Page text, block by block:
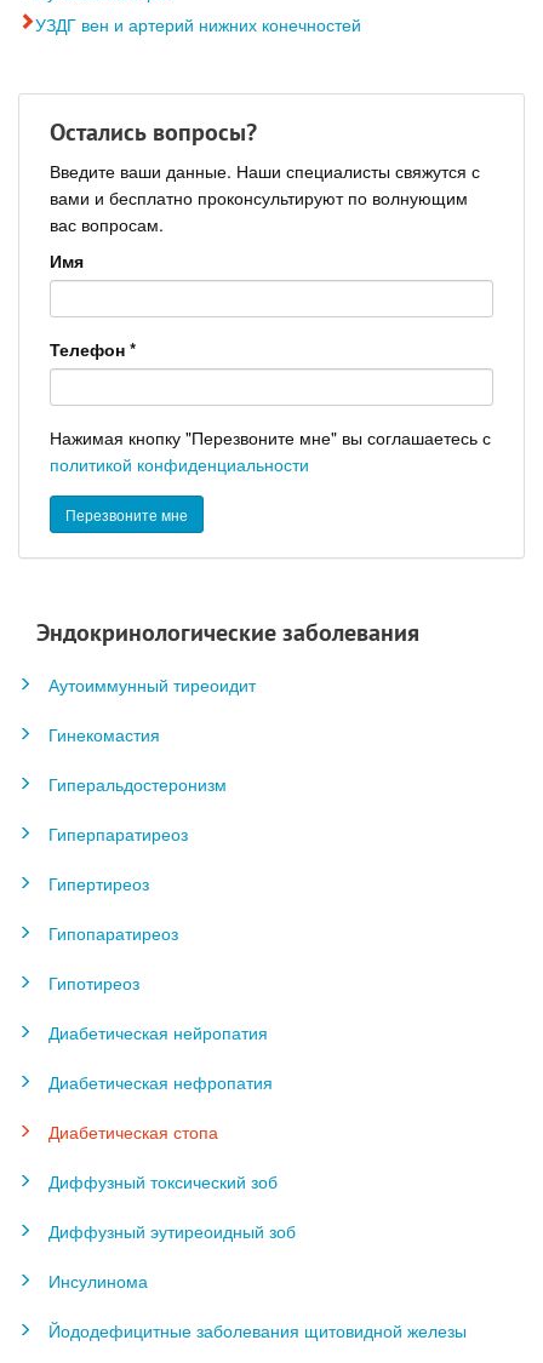
УЗДГ вен и артерий нижних конечностей
Остались вопросы?
Введите ваши данные. Наши специалисты свяжутся с
вами и бесплатно проконсультируют по волнующим
вас вопросам.
Имя
Телефон *
Нажимая кнопку "Перезвоните мне" вы соглашаетесь с
политикой конфиденциальности
Эндокринологические заболевания
Аутоиммунный тиреоидит
Гинекомастия
Гиперальдостеронизм
Гиперпаратиреоз
Гипертиреоз
Гипопаратиреоз
Гипотиреоз
Диабетическая нейропатия
Диабетическая нефропатия
Диабетическая стопа
Диффузный токсический зоб
Диффузный эутиреоидный зоб
Инсулинома
Йододефицитные заболевания щитовидной железы